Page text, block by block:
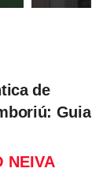
de
Guia
NEIVA